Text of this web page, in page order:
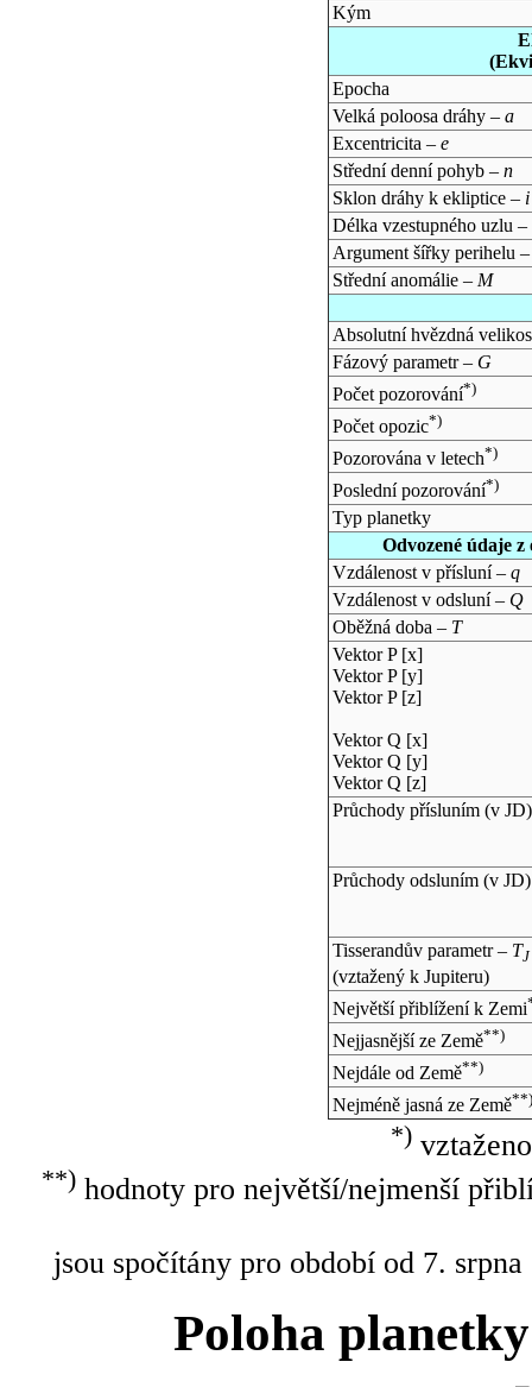
Kým
Epocha
Velká poloosa dráhy – a
Excentricita – e
Střední denní pohyb – n
Sklon dráhy k ekliptice – i
Délka vzestupného uzlu –
Argument šířky perihelu
Střední anomálie – M
Absolutní hvězdná
Fázový parametr – G
Počet pozorování*)
Počet opozic*)
Pozorována v letech*)
Poslední pozorování*)
Typ planetky
Odvozené údaje
Vzdálenost v přísluní – q
Vzdálenost v odsluní – Q
Oběžná doba – T
Vektor P [x]
Vektor P [y]
Vektor P [z]
Vektor Q [x]
Vektor Q [y]
Vektor Q [z]
Průchody přísluním (v JD)
Průchody odsluním (v JD)
Tisserandův parametr – TJ
(vztažený k Jupiteru)
Největší přiblížení k Zemi
Nejjasnější ze Země**)
Nejdále od Země**)
Nejméně jasná ze Země**)
*)
**)hodnoty pro největší/nejmenší
jsou spočítány pro období od 7.
Poloha